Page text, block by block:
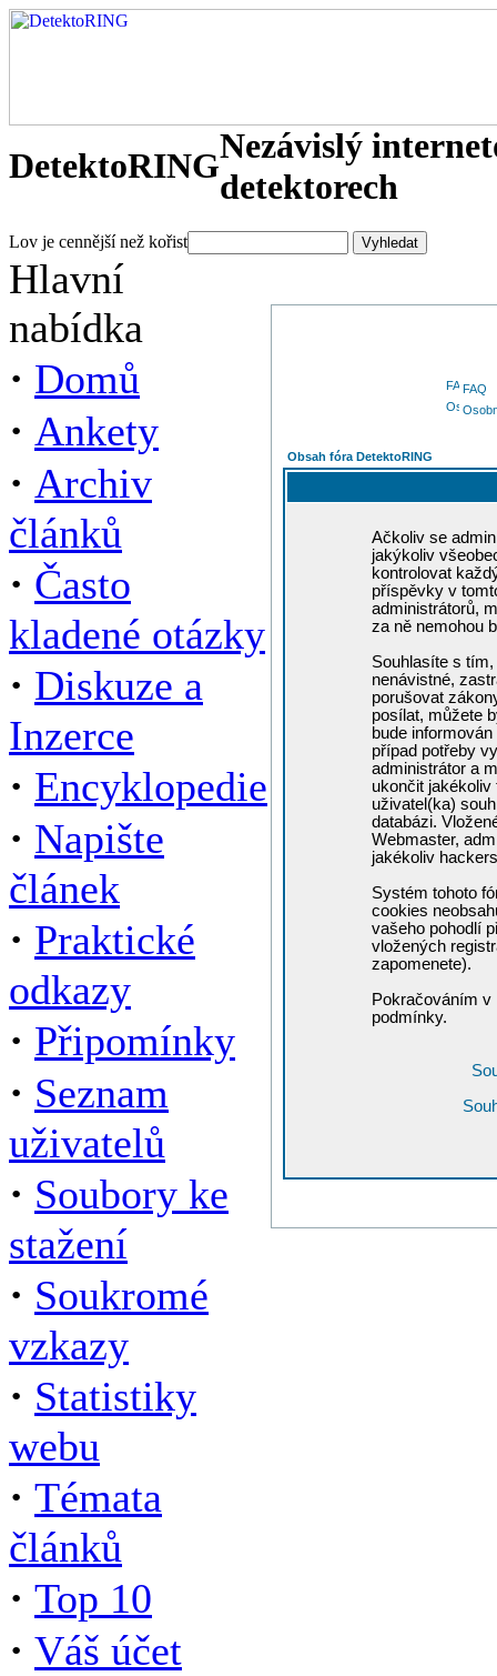
DetektoRINGNezávislý
detektorech
Lov je cennější než kořist
Hlavní
nabídka
· Domů
· Ankety
· Archiv
článků
· Často
kladené otázky
· Diskuze a
Inzerce
· Encyklopedie
· Napište
článek
· Praktické
odkazy
· Připomínky
· Seznam
uživatelů
· Soubory ke
stažení
· Soukromé
vzkazy
· Statistiky
webu
· Témata
článků
· Top 10
· Váš účet
FAQ
Obsah fóra DetektoRING
Ačkoliv se
jakýkoliv
kontrolovat
příspěvky v
administrátorů,
za ně nemohou
Souhlasíte s
nenávistné,
porušovat
posílat, můžete
bude
případ potřeby
administrátor a
ukončit
uživatel(ka)
databázi.
Webmaster,
jakékoliv
Systém tohoto
cookies
vašeho pohodlí
vložených
zapomenete).
Pokračováním v
podmínky.